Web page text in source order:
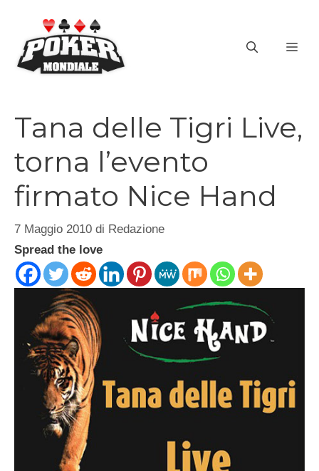
contenuto
Tana delle Tigri Live,
torna l’evento
firmato Nice Hand
7 Maggio 2010 di Redazione
Spread the love